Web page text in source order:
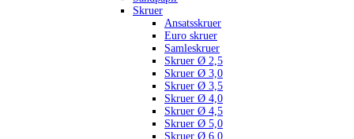
Skruer
Ansatsskruer
Euro skruer
Samleskruer
Skruer Ø 2,5
Skruer Ø 3,0
Skruer Ø 3,5
Skruer Ø 4,0
Skruer Ø 4,5
Skruer Ø 5,0
Skruer Ø 6,0